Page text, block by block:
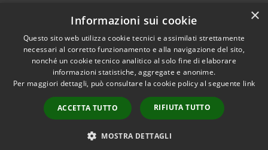
Dichiarazione di accessibilità Meccanismo di feedback
RSS
Accessibilità
Copyright © 2026 • Comune di
Bitonto • Powered by
Municipium•
Accesso
redazione
×
Informazioni sui cookie
Questo sito web utilizza cookie tecnici e assimilati strettamente
necessari al corretto funzionamento e alla navigazione del sito,
nonché un cookie tecnico analitico al solo fine di elaborare
informazioni statistiche, aggregate e anonime.
Per maggiori dettagli, può consultare la cookie policy al seguente link
ACCETTA TUTTO RIFIUTA TUTTO
MOSTRA DETTAGLI